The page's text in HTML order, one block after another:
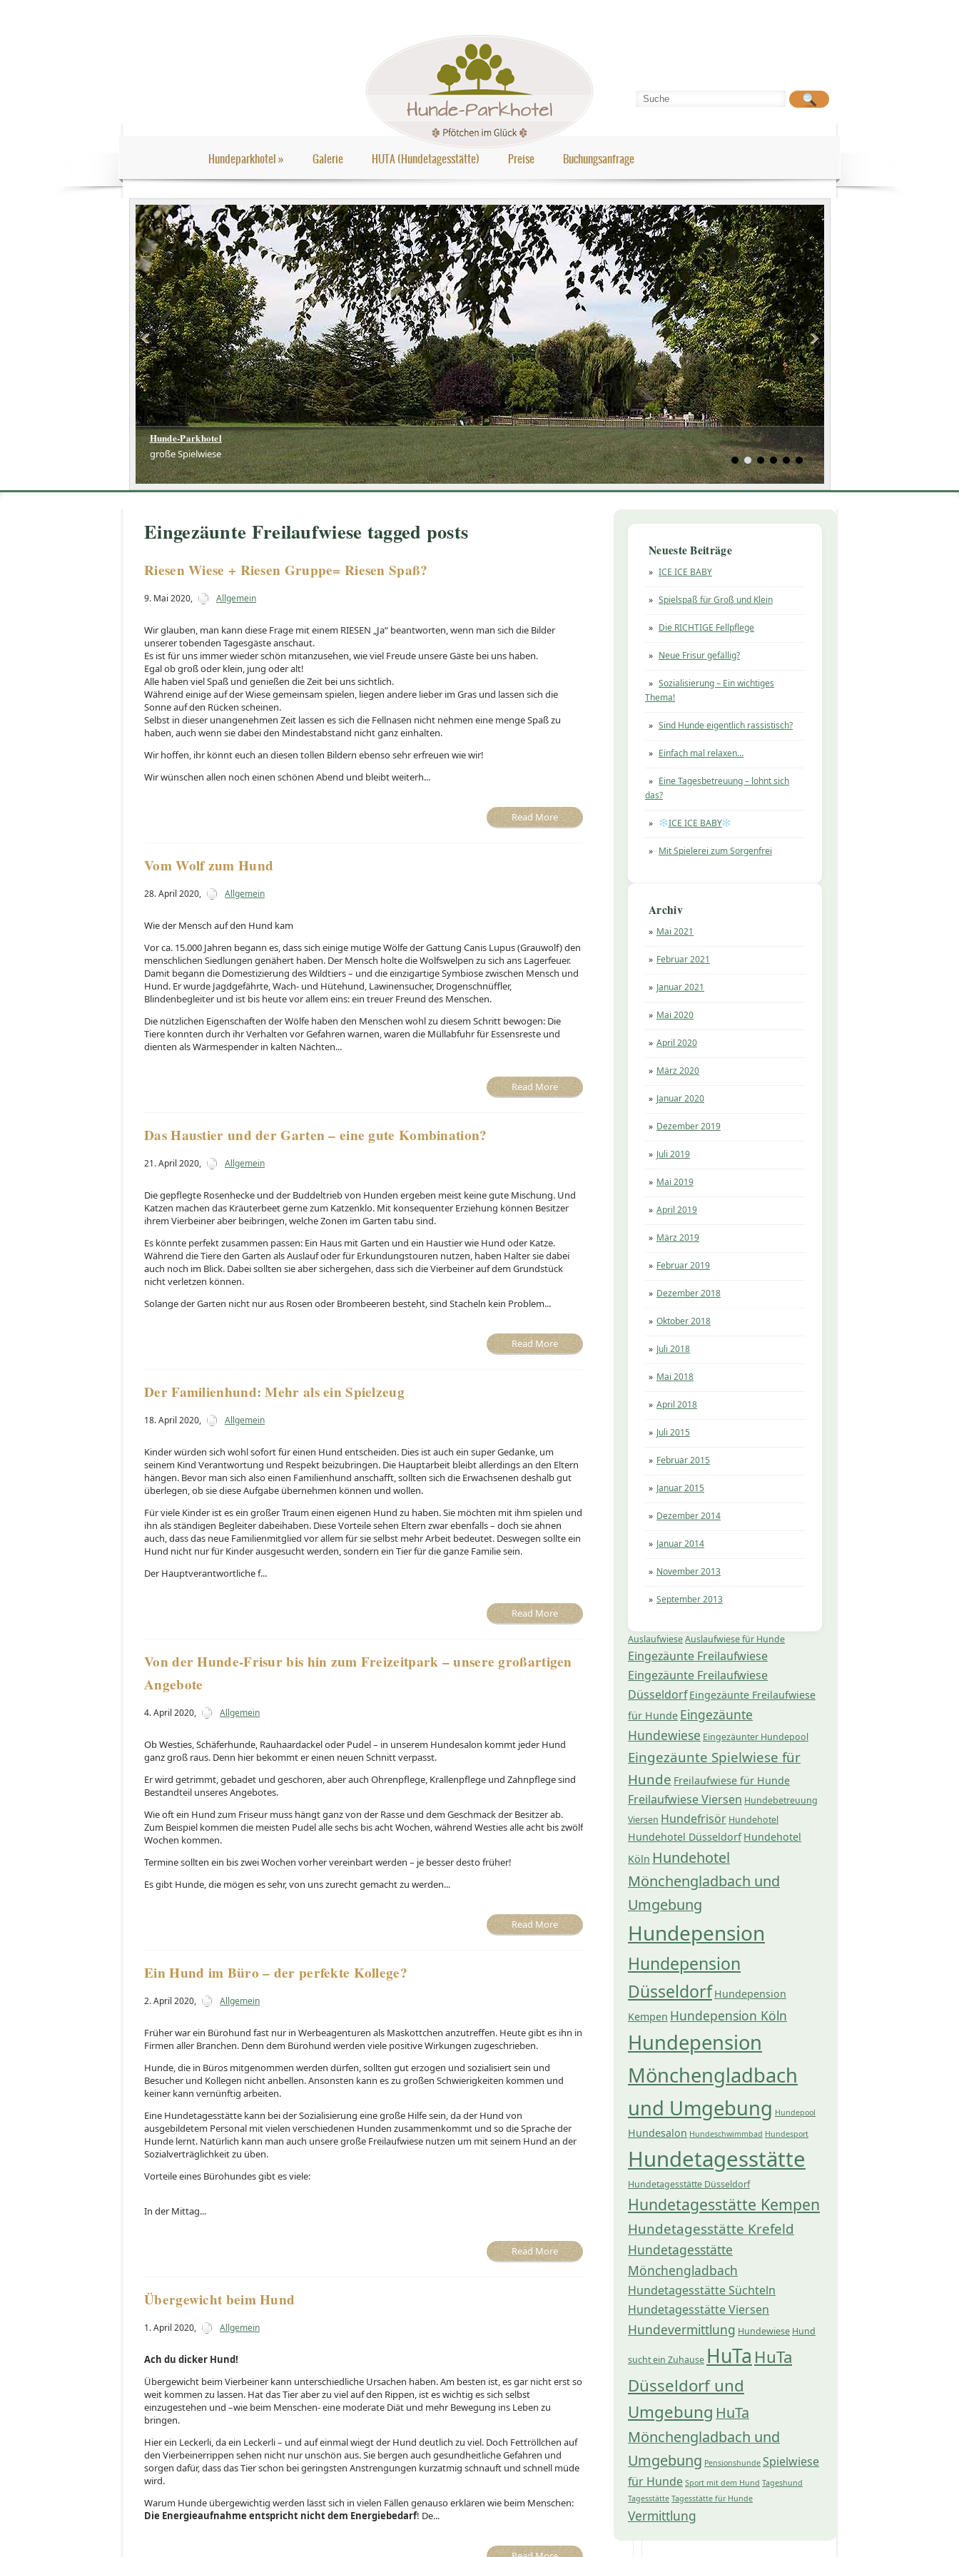
Hundeparkhotel» Galerie HUTA (Hundetagesstätte) Preise Buchungsanfrage
Hunde-Parkhotel
große Spielwiese
Hunde-Parkhotel
große Spielwiese
1 2 3 4 5 6
Neueste Beiträge
ICE ICE BABY
Spielspaß für Groß und Klein
Die RICHTIGE Fellpflege
Neue Frisur gefällig?
Sozialisierung – Ein wichtiges
Thema!
Sind Hunde eigentlich rassistisch?
Einfach mal relaxen…
Eine Tagesbetreuung – lohnt sich
das?
ICE ICE BABY
Mit Spielerei zum Sorgenfrei
Archiv
Mai 2021
Februar 2021
Januar 2021
Mai 2020
April 2020
März 2020
Januar 2020
Dezember 2019
Juli 2019
Mai 2019
April 2019
März 2019
Februar 2019
Dezember 2018
Oktober 2018
Juli 2018
Mai 2018
April 2018
Juli 2015
Februar 2015
Januar 2015
Dezember 2014
Januar 2014
November 2013
September 2013
AuslaufwieseAuslaufwiese für Hunde
Eingezäunte Freilaufwiese
Eingezäunte Freilaufwiese
Düsseldorf Eingezäunte Freilaufwiese
für Hunde Eingezäunte
Hundewiese Eingezäunter Hundepool
Eingezäunte Spielwiese für
Hunde Freilaufwiese für Hunde
Freilaufwiese Viersen Hundebetreuung
Viersen Hundefrisör Hundehotel
Hundehotel Düsseldorf Hundehotel
Köln Hundehotel
Mönchengladbach und
Umgebung
Hundepension
Hundepension
Düsseldorf Hundepension
Kempen Hundepension Köln
Hundepension
Mönchengladbach
und Umgebung Hundepool
Hundesalon Hundeschwimmbad Hundesport
Hundetagesstätte
Hundetagesstätte Düsseldorf
Hundetagesstätte Kempen
Hundetagesstätte Krefeld
Hundetagesstätte
Mönchengladbach
Hundetagesstätte Süchteln
Hundetagesstätte Viersen
Hundevermittlung Hundewiese Hund
sucht ein Zuhause HuTa HuTa
Düsseldorf und
Umgebung HuTa
Mönchengladbach und
Umgebung Pensionshunde Spielwiese
für Hunde Sport mit dem Hund Tageshund
Tagesstätte Tagesstätte für Hunde
Vermittlung
Eingezäunte Freilaufwiese tagged posts
Riesen Wiese + Riesen Gruppe= Riesen Spaß?
9. Mai 2020, Allgemein
Wir glauben, man kann diese Frage mit einem RIESEN „Ja“ beantworten, wenn man sich die Bilder
unserer tobenden Tagesgäste anschaut.
Es ist für uns immer wieder schön mitanzusehen, wie viel Freude unsere Gäste bei uns haben.
Egal ob groß oder klein, jung oder alt!
Alle haben viel Spaß und genießen die Zeit bei uns sichtlich.
Während einige auf der Wiese gemeinsam spielen, liegen andere lieber im Gras und lassen sich die
Sonne auf den Rücken scheinen.
Selbst in dieser unangenehmen Zeit lassen es sich die Fellnasen nicht nehmen eine menge Spaß zu
haben, auch wenn sie dabei den Mindestabstand nicht ganz einhalten.
Wir hoffen, ihr könnt euch an diesen tollen Bildern ebenso sehr erfreuen wie wir!
Wir wünschen allen noch einen schönen Abend und bleibt weiterh...
Read More
Vom Wolf zum Hund
28. April 2020, Allgemein
Wie der Mensch auf den Hund kam
Vor ca. 15.000 Jahren begann es, dass sich einige mutige Wölfe der Gattung Canis Lupus (Grauwolf) den
menschlichen Siedlungen genähert haben. Der Mensch holte die Wolfswelpen zu sich ans Lagerfeuer.
Damit begann die Domestizierung des Wildtiers – und die einzigartige Symbiose zwischen Mensch und
Hund. Er wurde Jagdgefährte, Wach- und Hütehund, Lawinensucher, Drogenschnüffler,
Blindenbegleiter und ist bis heute vor allem eins: ein treuer Freund des Menschen.
Die nützlichen Eigenschaften der Wölfe haben den Menschen wohl zu diesem Schritt bewogen: Die
Tiere konnten durch ihr Verhalten vor Gefahren warnen, waren die Müllabfuhr für Essensreste und
dienten als Wärmespender in kalten Nächten...
Read More
Das Haustier und der Garten – eine gute Kombination?
21. April 2020, Allgemein
Die gepflegte Rosenhecke und der Buddeltrieb von Hunden ergeben meist keine gute Mischung. Und
Katzen machen das Kräuterbeet gerne zum Katzenklo. Mit konsequenter Erziehung können Besitzer
ihrem Vierbeiner aber beibringen, welche Zonen im Garten tabu sind.
Es könnte perfekt zusammen passen: Ein Haus mit Garten und ein Haustier wie Hund oder Katze.
Während die Tiere den Garten als Auslauf oder für Erkundungstouren nutzen, haben Halter sie dabei
auch noch im Blick. Dabei sollten sie aber sichergehen, dass sich die Vierbeiner auf dem Grundstück
nicht verletzen können.
Solange der Garten nicht nur aus Rosen oder Brombeeren besteht, sind Stacheln kein Problem...
Read More
Der Familienhund: Mehr als ein Spielzeug
18. April 2020, Allgemein
Kinder würden sich wohl sofort für einen Hund entscheiden. Dies ist auch ein super Gedanke, um
seinem Kind Verantwortung und Respekt beizubringen. Die Hauptarbeit bleibt allerdings an den Eltern
hängen. Bevor man sich also einen Familienhund anschafft, sollten sich die Erwachsenen deshalb gut
überlegen, ob sie diese Aufgabe übernehmen können und wollen.
Für viele Kinder ist es ein großer Traum einen eigenen Hund zu haben. Sie möchten mit ihm spielen und
ihn als ständigen Begleiter dabeihaben. Diese Vorteile sehen Eltern zwar ebenfalls – doch sie ahnen
auch, dass das neue Familienmitglied vor allem für sie selbst mehr Arbeit bedeutet. Deswegen sollte ein
Hund nicht nur für Kinder ausgesucht werden, sondern ein Tier für die ganze Familie sein.
Der Hauptverantwortliche f...
Read More
Von der Hunde-Frisur bis hin zum Freizeitpark – unsere großartigen
Angebote
4. April 2020, Allgemein
Ob Westies, Schäferhunde, Rauhaardackel oder Pudel – in unserem Hundesalon kommt jeder Hund
ganz groß raus. Denn hier bekommt er einen neuen Schnitt verpasst.
Er wird getrimmt, gebadet und geschoren, aber auch Ohrenpflege, Krallenpflege und Zahnpflege sind
Bestandteil unseres Angebotes.
Wie oft ein Hund zum Friseur muss hängt ganz von der Rasse und dem Geschmack der Besitzer ab.
Zum Beispiel kommen die meisten Pudel alle sechs bis acht Wochen, während Westies alle acht bis zwölf
Wochen kommen.
Termine sollten ein bis zwei Wochen vorher vereinbart werden – je besser desto früher!
Es gibt Hunde, die mögen es sehr, von uns zurecht gemacht zu werden...
Read More
Ein Hund im Büro – der perfekte Kollege?
2. April 2020, Allgemein
Früher war ein Bürohund fast nur in Werbeagenturen als Maskottchen anzutreffen. Heute gibt es ihn in
Firmen aller Branchen. Denn dem Bürohund werden viele positive Wirkungen zugeschrieben.
Hunde, die in Büros mitgenommen werden dürfen, sollten gut erzogen und sozialisiert sein und
Besucher und Kollegen nicht anbellen. Ansonsten kann es zu großen Schwierigkeiten kommen und
keiner kann vernünftig arbeiten.
Eine Hundetagesstätte kann bei der Sozialisierung eine große Hilfe sein, da der Hund von
ausgebildetem Personal mit vielen verschiedenen Hunden zusammenkommt und so die Sprache der
Hunde lernt. Natürlich kann man auch unsere große Freilaufwiese nutzen um mit seinem Hund an der
Sozialverträglichkeit zu üben.
Vorteile eines Bürohundes gibt es viele:
In der Mittag...
Read More
Übergewicht beim Hund
1. April 2020, Allgemein
Ach du dicker Hund!
Übergewicht beim Vierbeiner kann unterschiedliche Ursachen haben. Am besten ist, es gar nicht erst so
weit kommen zu lassen. Hat das Tier aber zu viel auf den Rippen, ist es wichtig es sich selbst
einzugestehen und –wie beim Menschen- eine moderate Diät und mehr Bewegung ins Leben zu
bringen.
Hier ein Leckerli, da ein Leckerli – und auf einmal wiegt der Hund deutlich zu viel. Doch Fettröllchen auf
den Vierbeinerrippen sehen nicht nur unschön aus. Sie bergen auch gesundheitliche Gefahren und
sorgen dafür, dass das Tier schon bei geringsten Anstrengungen kurzatmig schnauft und schnell müde
wird.
Warum Hunde übergewichtig werden lässt sich in vielen Fällen genauso erklären wie beim Menschen:
Die Energieaufnahme entspricht nicht dem Energiebedarf! De...